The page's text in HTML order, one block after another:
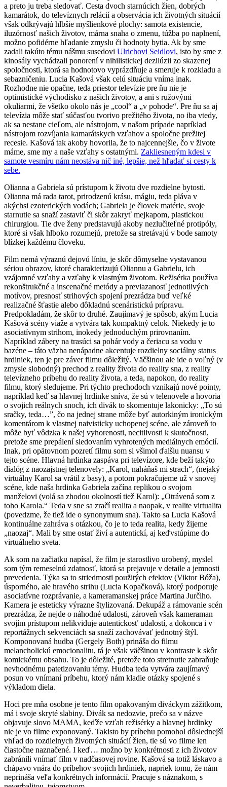
a preto ju treba sledovať. Cesta dvoch starnúcich žien, dobrých
kamarátok, do televíznych relácií a observácia ich životných situácií
však odkrývajú hlbšie myšlienkové plochy: samota existencie,
iluzórnosť našich životov, márna snaha o zmenu, túžba po naplnení,
možno pofidérne hľadanie zmyslu či hodnoty bytia. Ak by sme
zadali takúto tému nášmu susedovi Ulrichovi Seidlovi, isto by sme z
kinosály vychádzali ponorení v nihilistickej dezilúzii zo skazenej
spoločnosti, ktorá sa hodnotovo vyprázdňuje a smeruje k rozkladu a
sebazničeniu. Lucia Kašová však celú situáciu vníma inak.
Rozhodne nie opačne, teda priestor televízie pre ňu nie je
optimistické východisko z našich životov, a ani s ružovými
okuliarmi, že všetko okolo nás je „cool“ a „v pohode“. Pre ňu sa aj
televízia môže stať súčasťou tvorivo prežitého života, no iba vtedy,
ak sa nestane cieľom, ale nástrojom, v našom prípade napríklad
nástrojom rozvíjania kamarátskych vzťahov a spoločne prežitej
recesie. Kašová tak akoby hovorila, že to najcennejšie, čo v živote
máme, sme my a naše vzťahy s ostatnými. Zakliesneným kdesi v
samote vesmíru nám neostáva nič iné, lepšie, než hľadať si cesty k
sebe.
Olianna a Gabriela sú prístupom k životu dve rozdielne bytosti.
Olianna má rada tarot, prirodzenú krásu, mágiu, teda pláva v
akýchsi ezoterických vodách; Gabriela je človek matérie, svoje
starnutie sa snaží zastaviť či skôr zakryť mejkapom, plastickou
chirurgiou. Tie dve ženy predstavujú akoby nezlučiteľné protipóly,
ktoré si však hlboko rozumejú, pretože sa stretávajú v bode samoty
blízkej každému človeku.
Film nemá výraznú dejovú líniu, je skôr dômyselne vystavanou
sériou obrazov, ktoré charakterizujú Oliannu a Gabrielu, ich
vzájomné vzťahy a vzťahy k vlastným životom. Režisérka používa
rekonštrukčné a inscenačné metódy a previazanosť jednotlivých
motívov, presnosť strihových spojení prezrádza buď veľké
realizačné šťastie alebo dôkladnú scenáristickú prípravu.
Predpokladám, že skôr to druhé. Zaujímavý je spôsob, akým Lucia
Kašová scény viaže a vytvára tak kompaktný celok. Niekedy je to
asociatívnym strihom, inokedy jednoduchým prirovnaním.
Napríklad zábery na trasúci sa pohár vody a čeriacu sa vodu v
bazéne – táto väzba nenápadne akcentuje rozdielny sociálny status
hrdiniek, ten je pre záver filmu dôležitý. Väčšinou ale ide o voľný (v
zmysle slobodný) prechod z reality života do reality sna, z reality
televízneho príbehu do reality života, a teda, napokon, do reality
filmu, ktorý sledujeme. Pri týchto prechodoch vznikajú nové pointy,
napríklad keď sa hlavnej hrdinke sníva, že sú v telenovele a hovoria
o svojich reálnych snoch, ich divák to skomentuje lakonicky: „To sú
sračky, teda…”, čo na jednej strane môže byť autorkiným ironickým
komentárom k vlastnej naivisticky uchopenej scéne, ale zároveň to
môže byť vôdzka k našej vyhorenosti, necitlivosti k skutočnosti,
pretože sme prepálení sledovaním vyhrotených mediálnych emócií.
Inak, pri opätovnom pozretí filmu som si všimol ďalšiu nuansu v
tejto scéne. Hlavná hrdinka zaspáva pri televízore, kde beží takýto
dialóg z naozajstnej telenovely: „Karol, naháňaš mi strach“, (nejaký
virtuálny Karol sa vrátil z basy), a potom pokračujeme už v snovej
scéne, kde naša hrdinka Gabriela začína replikou o svojom
manželovi (volá sa zhodou okolností tiež Karol): „Otrávená som z
toho Karola.“ Teda v sne sa zračí realita a naopak, v realite virtualita
(povedzme, že tiež ide o synonymum sna). Takto sa Lucia Kašová
kontinuálne zahráva s otázkou, čo je to teda realita, kedy žijeme
„naozaj“. Mali by sme ostať živí a autentickí, aj keďvstúpime do
virtuálneho sveta.
Ak som na začiatku napísal, že film je starostlivo urobený, myslel
som tým remeselnú zdatnosť, ktorá sa prejavuje v detaile a jemnosti
prevedenia. Týka sa to striedmosti použitých efektov (Viktor Bóža),
úsporného, ale hravého strihu (Lucia Kopačková), ktorý podporuje
asociatívne rozprávanie, a kameramanskej práce Martina Jurčiho.
Kamera je esteticky výrazne štylizovaná. Dekupáž a rámovanie scén
prezrádza, že nejde o náhodné udalosti, zároveň však kameraman
svojím prístupom nelikviduje autentickosť udalostí, a dokonca i v
reportážnych sekvenciách sa snaží zachovávať jednotný štýl.
Komponovaná hudba (Gergely Both) prináša do filmu
melancholickú emocionalitu, tá je však väčšinou v kontraste k skôr
komickému obsahu. To je dôležité, pretože toto stretnutie zabraňuje
nevhodnému patetizovaniu témy. Hudba teda vytvára zaujímavý
posun vo vnímaní príbehu, ktorý nám kladie otázky spojené s
výkladom diela.
Hoci pre mňa osobne je tento film opakovaným diváckym zážitkom,
má i svoje skryté slabiny. Divák sa nedozvie, prečo sa v názve
objavuje slovo MAMA, keďže vzťah režisérky a hlavnej hrdinky
nie je vo filme exponovaný. Takisto by príbehu pomohol dôslednejší
vhľad do rozdielnych životných situácií žien, tie sú vo filme len
čiastočne naznačené. I keď… možno by konkrétnosti z ich životov
zabránili vnímať film v nadčasovej rovine. Kašová sa totiž láskavo a
chápavo vnára do príbehov svojich hrdiniek, napriek tomu, že nám
neprináša veľa konkrétnych informácií. Pracuje s náznakom, s